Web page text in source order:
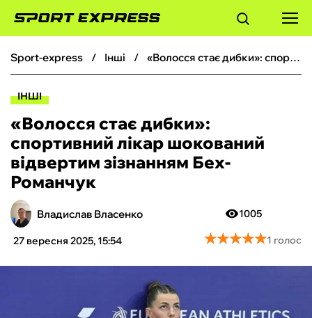
ФУТБОЛ
БОКС
ХОКЕЙ
ТЕНІС
КІБЕРСПОРТ
sport-express інші «‎Волосся стає дибки»: спортивний лікар шокований відвертим зізнанням Бех-Романчук
ІНШІ
«‎Волосся стає дибки»:
спортивний лікар шокований
відвертим зізнанням Бех-
Романчук
Владислав Власенко
27 вересня 2025, 15:54
1005
★★★★★
★★★★★1 голос